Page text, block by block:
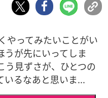
やってみたいことがい
うが先にいってしま
う見ずさが、ひとつの
いるなあと思いま...